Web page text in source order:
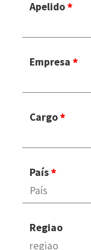
Apelido
Empresa
Cargo
País
Regiao